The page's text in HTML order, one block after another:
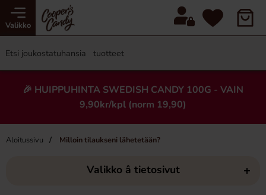
Valikko
🎉 HUIPPUHINTA SWEDISH CANDY 100G - VAIN
9,90kr/kpl (norm 19,90)
Aloitussivu Milloin tilaukseni lähetetään?
Valikko â tietosivut